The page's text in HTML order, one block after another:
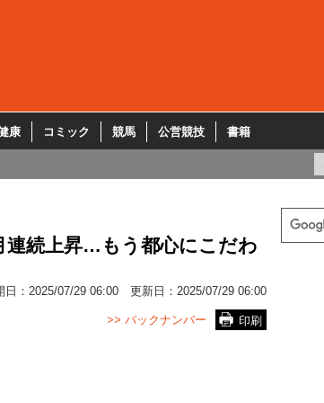
康 コミック 競馬 公営競技 書籍
連続上昇…もう都心にこだわ
日： 2025/07/29 06:00 更新日： 2025/07/29 06:00
印刷
>> バックナンバー